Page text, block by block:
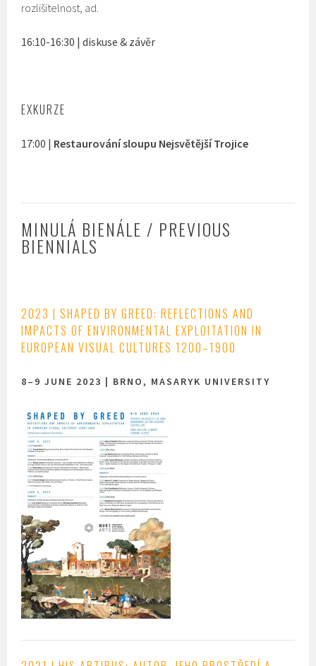
rozlišitelnost, ad.
16:10-16:30 | diskuse & závěr
EXKURZE
17:00 | Restaurování sloupu Nejsvětější Trojice
MINULÁ BIENÁLE / PREVIOUS
BIENNIALS
2023 | SHAPED BY GREED:REFLECTIONS AND
IMPACTS OF ENVIRONMENTAL EXPLOITATION IN
EUROPEAN VISUAL CULTURES 1200–1900
8–9 JUNE 2023 | BRNO, MASARYK UNIVERSITY